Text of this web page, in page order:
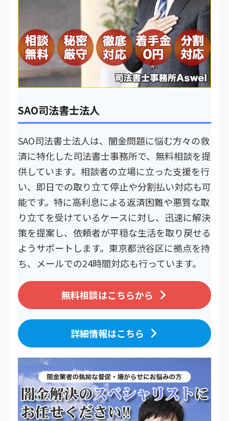
SAO司法書士法人
SAO司法書士法人は、闇金問題に悩む方々の救
済に特化した司法書士事務所で、無料相談を提
供しています。相談者の立場に立った支援を行
い、即日での取り立て停止や分割払い対応も可
能です。特に高利息による返済困難や悪質な取
り立てを受けているケースに対し、迅速に解決
策を提案し、依頼者が平穏な生活を取り戻せる
ようサポートします。東京都渋谷区に拠点を持
ち、メールでの24時間対応も行っています。
無料相談はこちらから
詳細情報はこちら